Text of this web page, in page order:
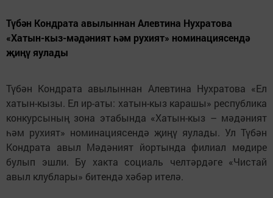
Түбән Кондрата авылыннан Алевтина Нухратова
«Хатын-кыз-мәдәният һәм рухият» номинациясендә
җиңү яулады
Түбән Кондрата авылыннан Алевтина Нухратова «Ел
хатын-кызы. Ел ир-аты: хатын-кыз карашы» республика
конкурсының зона этабында «Хатын-кыз – мәдәният
һәм рухият» номинациясендә җиңү яулады. Ул Түбән
Кондрата авыл Мәдәният йортында филиал мөдире
булып эшли. Бу хакта социаль челтәрдәге «Чистай
авыл клублары» битендә хәбәр ителә.